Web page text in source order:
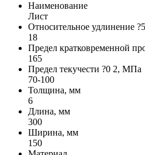
Наименование
Лист
Относительное удлинение
18
Предел кратковременной
165
Предел текучести ?0 2, МПа
70-100
Толщина, мм
6
Длина, мм
300
Ширина, мм
150